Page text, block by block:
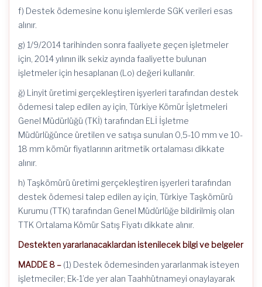
f) Destek ödemesine konu işlemlerde SGK verileri esas
alınır.
g) 1/9/2014 tarihinden sonra faaliyete geçen işletmeler
için, 2014 yılının ilk sekiz ayında faaliyette bulunan
işletmeler için hesaplanan (Lo) değeri kullanılır.
ğ) Linyit üretimi gerçekleştiren işyerleri tarafından destek
ödemesi talep edilen ay için, Türkiye Kömür İşletmeleri
Genel Müdürlüğü (TKİ) tarafından ELİ İşletme
Müdürlüğünce üretilen ve satışa sunulan 0,5-10 mm ve 10-
18 mm kömür fiyatlarının aritmetik ortalaması dikkate
alınır.
h) Taşkömürü üretimi gerçekleştiren işyerleri tarafından
destek ödemesi talep edilen ay için, Türkiye Taşkömürü
Kurumu (TTK) tarafından Genel Müdürlüğe bildirilmiş olan
TTK Ortalama Kömür Satış Fiyatı dikkate alınır.
Destekten yararlanacaklardan istenilecek bilgi ve belgeler
MADDE 8 – (1) Destek ödemesinden yararlanmak isteyen
işletmeciler; Ek-1’de yer alan Taahhütnameyi onaylayarak